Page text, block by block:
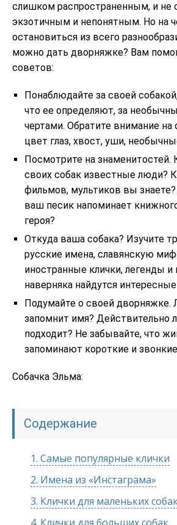
слишком распространенным, и не
экзотичным и непонятным. Но на
остановиться из всего
можно дать дворняжке? Вам
советов:
Понаблюдайте за своей
что ее определяют, за
чертами. Обратите внимание на
цвет глаз, хвост, уши,
Посмотрите на знаменитостей.
своих собак известные люди?
фильмов, мультиков вы
ваш песик напоминает
героя?
Откуда ваша собака? Изучите
русские имена, славянскую
иностранные клички, легенды
наверняка найдутся
Подумайте о своей дворняжке.
запомнит имя? Действительно
подходит? Не забывайте, что
запоминают короткие и
Собачка Эльма:
Содержание
1. Самые популярные клички
2. Имена из «Инстаграма»
3. Клички для маленьких